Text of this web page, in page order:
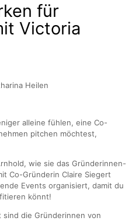
für
Victoria
alleine fühlen, eine Co-
pitchen möchtest,
wie sie das Gründerinnen-
Co-Gründerin Claire Siegert
Events organisiert, damit du
könnt!
sind die Gründerinnen von